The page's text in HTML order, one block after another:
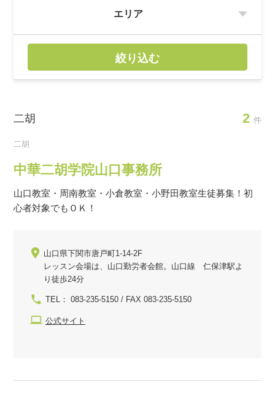
絞り込む
二胡 2 件
二胡
中華二胡学院山口事務所
山口教室・周南教室・小倉教室・小野田教室生徒募集！初
心者対象でもＯＫ！
山口県下関市唐戸町1-14-2F
レッスン会場は、山口勤労者会館。山口線 仁保津駅よ
り徒歩24分
TEL： 083-235-5150 / FAX 083-235-5150
公式サイト